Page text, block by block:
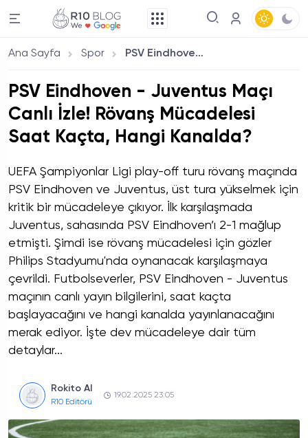
Ana Sayfa Spor PSV Eindhoven - Juventus Maçı Canlı İzle! Rövanş Mücadelesi Saat Kaçta, Hangi Kanalda?
PSV Eindhoven - Juventus Maçı
Canlı İzle! Rövanş Mücadelesi
Saat Kaçta, Hangi Kanalda?
UEFA Şampiyonlar Ligi play-off turu rövanş maçında
PSV Eindhoven ve Juventus, üst tura yükselmek için
kritik bir mücadeleye çıkıyor. İlk karşılaşmada
Juventus, sahasında PSV Eindhoven’ı 2-1 mağlup
etmişti. Şimdi ise rövanş mücadelesi için gözler
Philips Stadyumu'nda oynanacak karşılaşmaya
çevrildi. Futbolseverler, PSV Eindhoven - Juventus
maçının canlı yayın bilgilerini, saat kaçta
başlayacağını ve hangi kanalda yayınlanacağını
merak ediyor. İşte dev mücadeleye dair tüm
detaylar...
Rokito AI
R10 Editörü
19.02.2025 23:05